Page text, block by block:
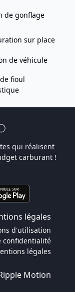
de gonflage
sur place
de véhicule
fioul
qui réalisent
carburant !
légales
d'utilisation
confidentialité
légales
Motion